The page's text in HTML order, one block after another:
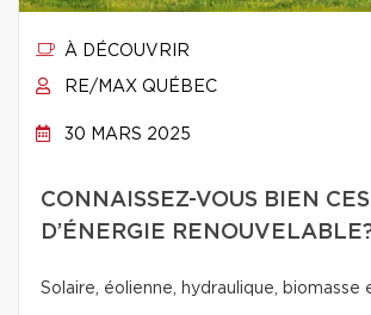
À DÉCOUVRIR
RE/MAX QUÉBEC
30 MARS 2025
CONNAISSEZ-VOUS BIEN
D’ÉNERGIE
Solaire, éolienne, hydraulique, biomasse